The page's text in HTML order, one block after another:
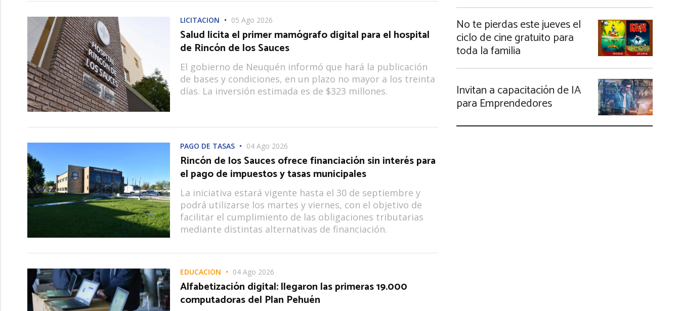
LICITACIÓN 05 Ago 2026
Salud licita el primer mamógrafo digital para el hospital
de Rincón de los Sauces
El gobierno de Neuquén informó que hará la publicación
de bases y condiciones, en un plazo no mayor a los treinta
días. La inversión estimada es de $323 millones.
PAGO DE TASAS 04 Ago 2026
Rincón de los Sauces ofrece financiación sin interés para
el pago de impuestos y tasas municipales
La iniciativa estará vigente hasta el 30 de septiembre y
podrá utilizarse los martes y viernes, con el objetivo de
facilitar el cumplimiento de las obligaciones tributarias
mediante distintas alternativas de financiación.
EDUCACIÓN 04 Ago 2026
Alfabetización digital: llegaron las primeras 19.000
computadoras del Plan Pehuén
No te pierdas este jueves el
ciclo de cine gratuito para
toda la familia
Invitan a capacitación de IA
para Emprendedores